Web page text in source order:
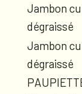
Jambon
dégraissé
Jambon
dégraissé